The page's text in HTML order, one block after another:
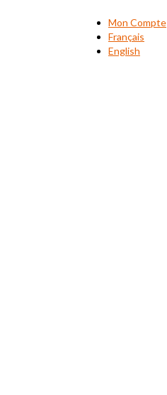
Mon Compte
Français
English